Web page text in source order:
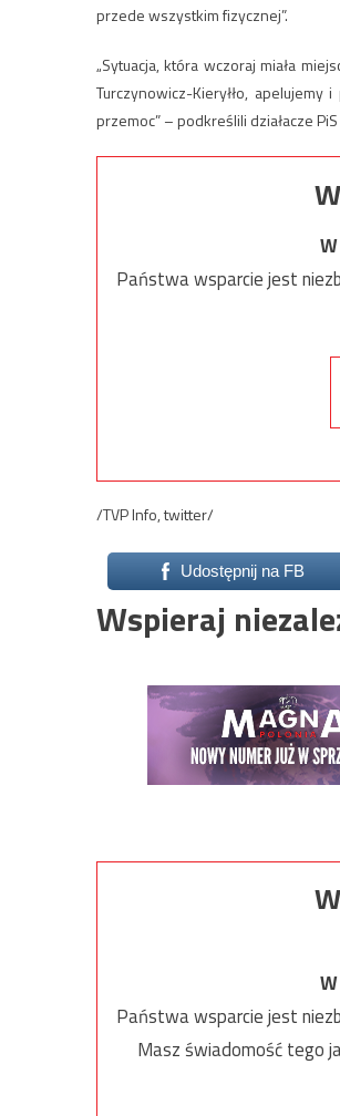
przede wszystkim fizycznej”.
„Sytuacja, która wczoraj miała
Turczynowicz-Kieryłło,
przemoc” – podkreślili działacze
Państwa wsparcie jest
/TVP Info, twitter/
Udostępnij na FB
Wspieraj
Państwa wsparcie jest
Masz świadomość tego